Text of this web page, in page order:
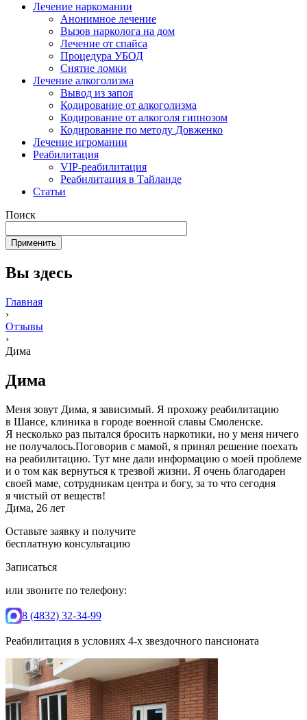
Лечение наркомании
Анонимное лечение
Вызов нарколога на дом
Лечение от спайса
Процедура УБОД
Снятие ломки
Лечение алкоголизма
Вывод из запоя
Кодирование от алкоголизма
Кодирование от алкоголя гипнозом
Кодирование по методу Довженко
Лечение игромании
Реабилитация
VIP-реабилитация
Реабилитация в Тайланде
Статьи
Поиск
Вы здесь
Главная
›
Отзывы
›
Дима
Дима
Меня зовут Дима, я зависимый. Я прохожу реабилитацию
в Шансе, клиника в городе военной славы Смоленске.
Я несколько раз пытался бросить наркотики, но у меня ничего
не получалось.Поговорив с мамой, я принял решение поехать
на реабилитацию. Тут мне дали информацию о моей проблеме
и о том как вернуться к трезвой жизни. Я очень благодарен
своей маме, сотрудникам центра и богу, за то что сегодня
я чистый от веществ!
Дима, 26 лет
Оставьте заявку и получите
бесплатную консультацию
Записаться
или звоните по телефону:
8 (4832) 32-34-99
Реабилитация в условиях 4-х звездочного пансионата